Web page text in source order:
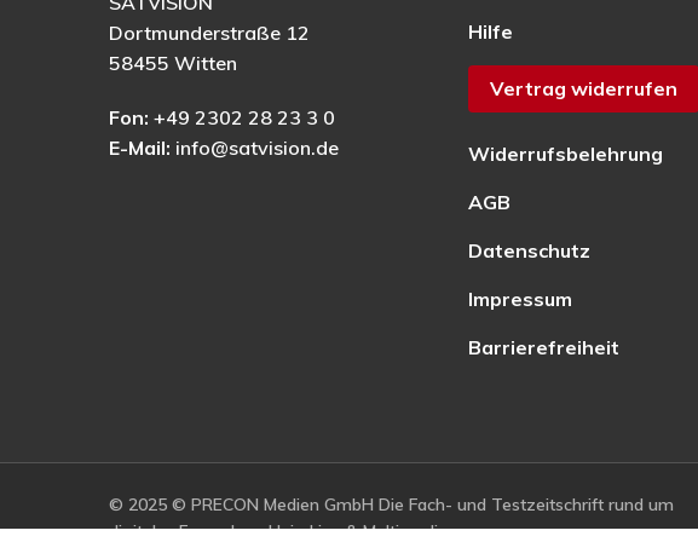
Dortmunderstraße 12
58455 Witten
Fon: +49 2302 28 23 3 0
E-Mail: info@satvision.de
Hilfe
Vertrag widerrufen
Widerrufsbelehrung
AGB
Datenschutz
Impressum
Barrierefreiheit
© 2025 © PRECON Medien GmbH Die Fach- und Testzeitschrift rund um
digitales Fernsehen, Heimkino & Multimedia.